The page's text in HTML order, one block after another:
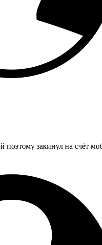
поэтому закинул на счёт